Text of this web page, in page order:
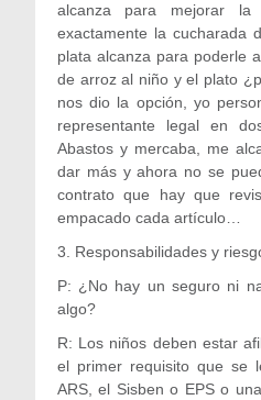
alcanza para mejorar
exactamente la
plata alcanza para poderle
de arroz al niño y el plato
nos dio la opción, yo
representante legal en
Abastos y mercaba, me
dar más y ahora no se
contrato que hay que
empacado cada artículo…
3. Responsabilidades y
P: ¿No hay un seguro ni
algo?
R: Los niños deben estar
el primer requisito que se
ARS, el Sisben o EPS o